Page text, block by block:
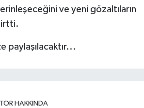
ve yeni gözaltıların
paylaşılacaktır...
HAKKINDA